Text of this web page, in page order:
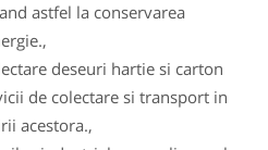
astfel la conservarea
deseuri hartie si carton
de colectare si transport in
acestora.,